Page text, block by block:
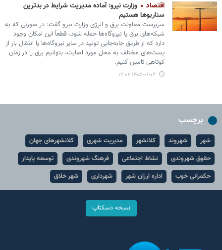
اقتصاد
وزارت نیرو: آماده مدیریت شرایط در بدترین
سناریوها هستیم
سرپرست معاونت برق و انرژی وزارت نیرو گفت: در صورتی که به
شبکه‌های برق یا نیروگاه‌ها حمله شود، قطعاً این امکان وجود
دارد که از طریق جابه‌جایی تولید در سایر نیروگاه‌ها یا انتقال بار از
پست‌های مختلف به محل مورد اصابت، بتوانیم برق را در زمان
کوتاهی تامین کنیم.
۱۴۰۵-۰۱-۰۳ ۱۲:۰۴
برچسب
شهر شهروند کلانشهر مدیریت شهری
کلانشهرهای جهان
حقوق شهروندی
نشاط اجتماعی فرهنگ شهروندی
توسعه پایدار
حکمرانی خوب
اداره ارزان شهر شهرداری شهر خلاق
نسخه دسکتاپ